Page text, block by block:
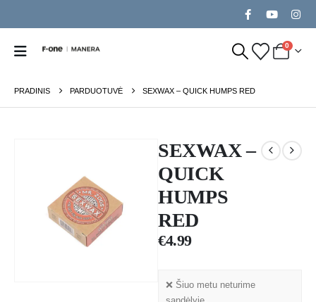
0
PRADINIS PARDUOTUVĖ SEXWAX – QUICK HUMPS RED
SEXWAX –
QUICK
HUMPS
RED
€4.99
❌ Šiuo metu neturime